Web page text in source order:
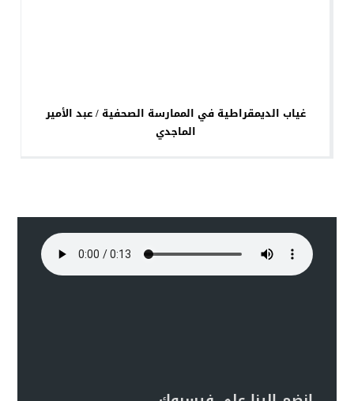
غياب الديمقراطية في الممارسة الصحفية / عبد الأمير
الماجدي